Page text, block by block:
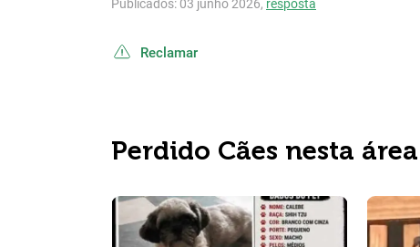
Publicados: 03 junho 2026, resposta
Reclamar
Perdido Cães nesta área